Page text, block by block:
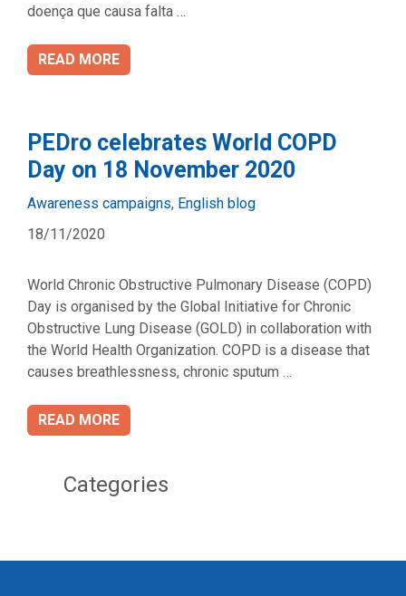
doença que causa falta …
READ MORE
PEDro celebrates World COPD
Day on 18 November 2020
Categories
Awareness campaigns, English blog
18/11/2020
World Chronic Obstructive Pulmonary Disease (COPD)
Day is organised by the Global Initiative for Chronic
Obstructive Lung Disease (GOLD) in collaboration with
the World Health Organization. COPD is a disease that
causes breathlessness, chronic sputum …
READ MORE
Categories